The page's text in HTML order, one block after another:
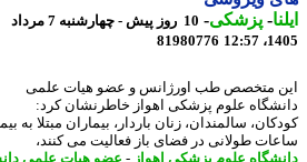
-پزشکی-
10 روز پیش - چهارشنبه 7 مرداد
81980776
متخصص طب اورژانس و عضو هیات علمی
علوم پزشکی اهواز خاطرنشان کرد:
سالمندان، زنان باردار، بیماران مبتلا به
طولانی در فضای باز فعالیت می کنند،
علوم پزشکی اهواز -عضو هیات علمی